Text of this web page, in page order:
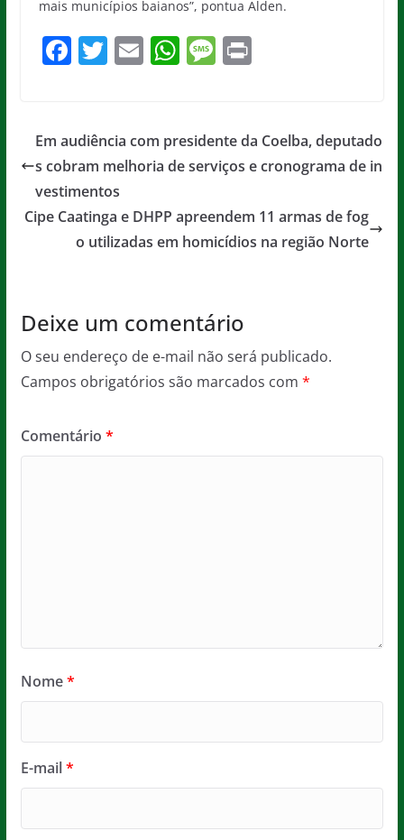
mais municípios baianos”, pontua Alden.
F
e
b
o
o
k
T
er
E
l
W
s
A
p
M
a
g
Pr
Em audiência com presidente da Coelba, deputado
s cobram melhoria de serviços e cronograma de in
vestimentos
Cipe Caatinga e DHPP apreendem 11 armas de fog
o utilizadas em homicídios na região Norte
Deixe um comentário
O seu endereço de e-mail não será publicado.
Campos obrigatórios são marcados com *
Comentário *
Nome*
E-mail*